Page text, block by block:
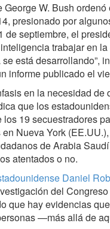
George W. Bush
presionado por
de septiembre, el
trabajar en
está desarrollando”,
informe publicado el
en la necesidad
que los
los 19 secuestradores
Nueva York
de Arabia
atentados o no.
Daniel
del
que hay evidencias
—más allá de